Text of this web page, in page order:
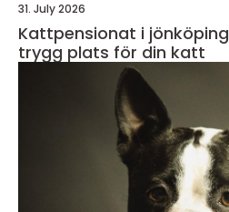
31. July 2026
Kattpensionat i jönköping så hittar du en
trygg plats för din katt